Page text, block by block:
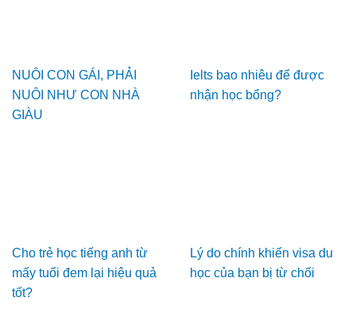
NUÔI CON GÁI, PHẢI
NUÔI NHƯ CON NHÀ
GIÀU
Ielts bao nhiêu để được
nhận học bổng?
Cho trẻ học tiếng anh từ
mấy tuổi đem lại hiệu quả
tốt?
Lý do chính khiến visa du
học của bạn bị từ chối